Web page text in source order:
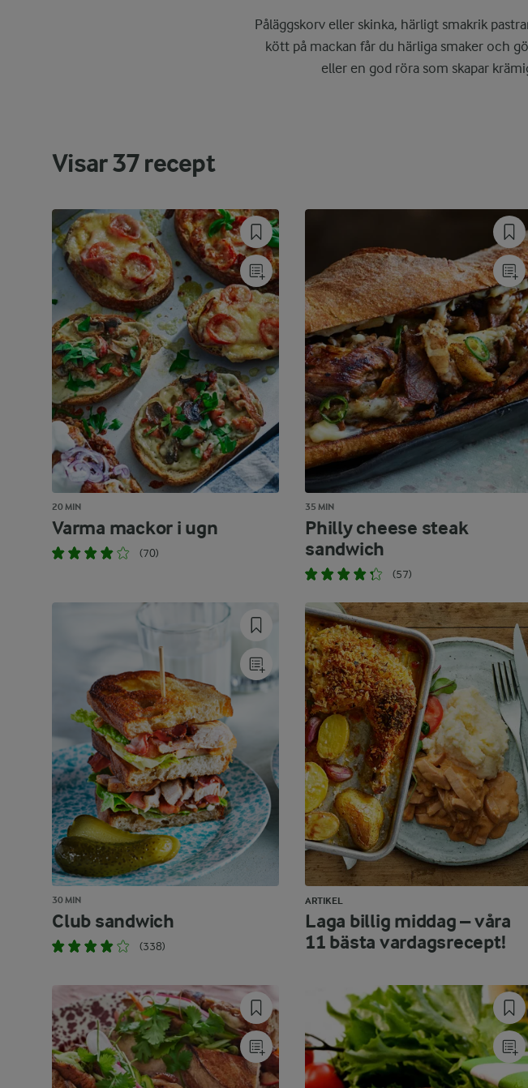
Påläggskorv eller skinka, härligt smakrik
kött på mackan får du härliga smaker och
eller en god röra som skapar
Visar37recept
20 MIN
Varma mackor i ugn
(70)
35 MIN
Philly cheese steak
sandwich
(57)
VARMA
MACKOR
OCH
KÖTT
MACKA
30 MIN
Club sandwich
(338)
ARTIKEL
Laga billig middag – våra
11 bästa vardagsrecept!